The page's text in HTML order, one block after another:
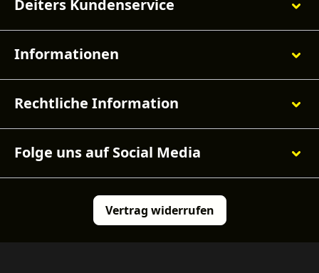
Deiters Kundenservice
Informationen
Rechtliche Information
Folge uns auf Social Media
Vertrag widerrufen